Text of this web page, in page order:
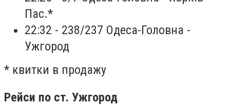
Пас.*
22:32 - 238/237 Одеса-Головна -
Ужгород
* квитки в продажу
Рейси по ст. Ужгород